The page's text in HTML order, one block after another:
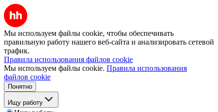
Мы используем файлы cookie, чтобы обеспечивать
правильную работу нашего веб-сайта и анализировать сетевой
трафик.
Правила использования файлов cookie
Мы используем файлы cookie. Правила использования
файлов cookie
Понятно
Ищу работу